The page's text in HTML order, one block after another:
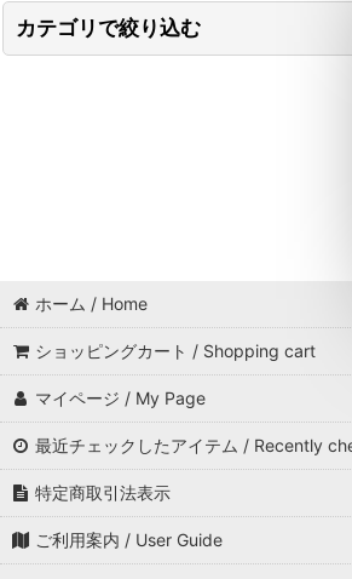
カテゴリで絞り込む
ホーム / Home
ショッピングカート / Shopping cart
マイページ / My Page
最近チェックしたアイテム / Recently
特定商取引法表示
ご利用案内 / User Guide